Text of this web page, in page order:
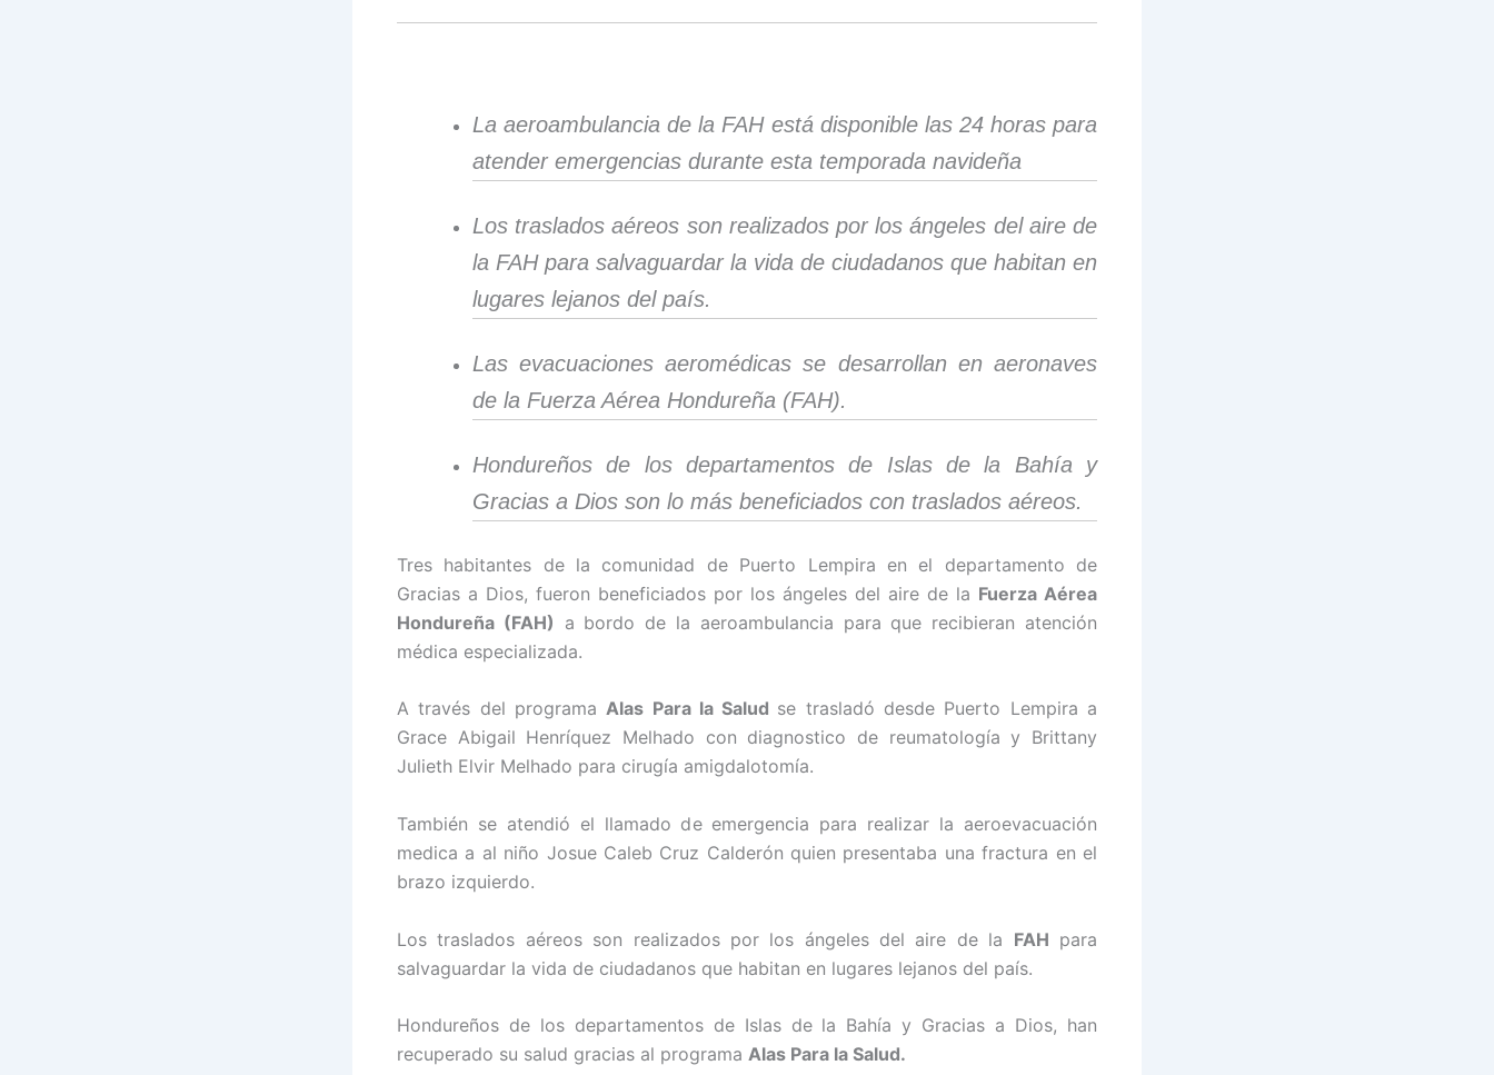
La aeroambulancia de la FAH está disponible las 24 horas para
atender emergencias durante esta temporada navideña
Los traslados aéreos son realizados por los ángeles del aire de
la FAH para salvaguardar la vida de ciudadanos que habitan en
lugares lejanos del país.
Las evacuaciones aeromédicas se desarrollan en aeronaves
de la Fuerza Aérea Hondureña (FAH).
Hondureños de los departamentos de Islas de la Bahía y
Gracias a Dios son lo más beneficiados con traslados aéreos.
Tres habitantes de la comunidad de Puerto Lempira en el departamento de
Gracias a Dios, fueron beneficiados por los ángeles del aire de la Fuerza Aérea
Hondureña (FAH) a bordo de la aeroambulancia para que recibieran atención
médica especializada.
A través del programaAlas Para la Salud se trasladó desde Puerto Lempira a
Grace Abigail Henríquez Melhado con diagnostico de reumatología y Brittany
Julieth Elvir Melhado para cirugía amigdalotomía.
También se atendió el llamado de emergencia para realizar la aeroevacuación
medica a al niño Josue Caleb Cruz Calderón quien presentaba una fractura en el
brazo izquierdo.
Los traslados aéreos son realizados por los ángeles del aire de la FAH para
salvaguardar la vida de ciudadanos que habitan en lugares lejanos del país.
Hondureños de los departamentos de Islas de la Bahía y Gracias a Dios, han
recuperado su salud gracias al programa Alas Para la Salud.